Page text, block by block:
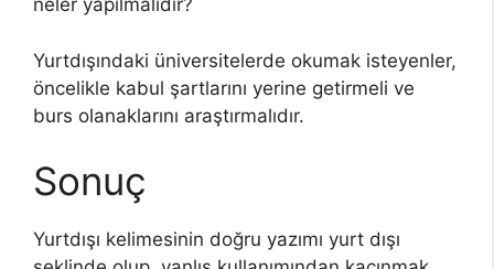
neler yapılmalıdır?
Yurtdışındaki üniversitelerde okumak isteyenler,
öncelikle kabul şartlarını yerine getirmeli ve
burs olanaklarını araştırmalıdır.
Sonuç
Yurtdışı kelimesinin doğru yazımı yurt dışı